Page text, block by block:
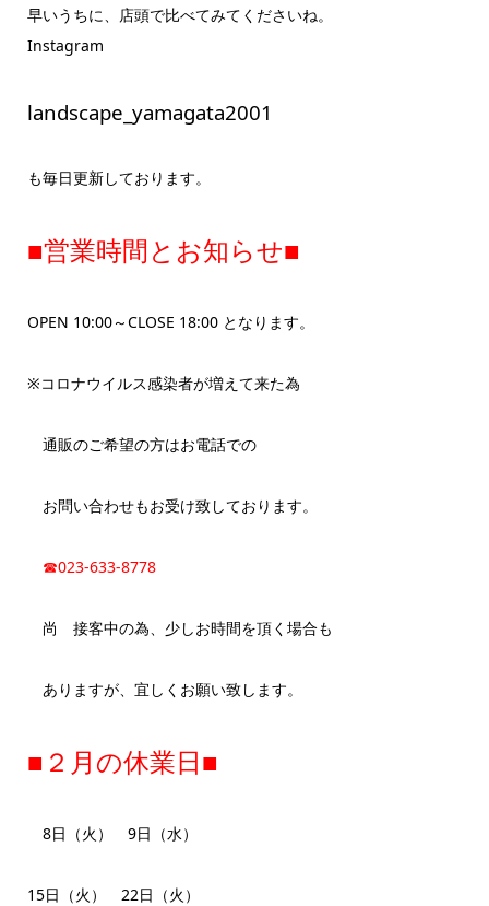
早いうちに、店頭で比べてみてくださいね。
Instagram
landscape_yamagata2001
も毎日更新しております。
■営業時間とお知らせ■
OPEN 10:00～CLOSE 18:00 となります。
※コロナウイルス感染者が増えて来た為
通販のご希望の方はお電話での
お問い合わせもお受け致しております。
☎023-633-8778
尚 接客中の為、少しお時間を頂く場合も
ありますが、宜しくお願い致します。
■２月の休業日■
8日（火） 9日（水）
15日（火） 22日（火）